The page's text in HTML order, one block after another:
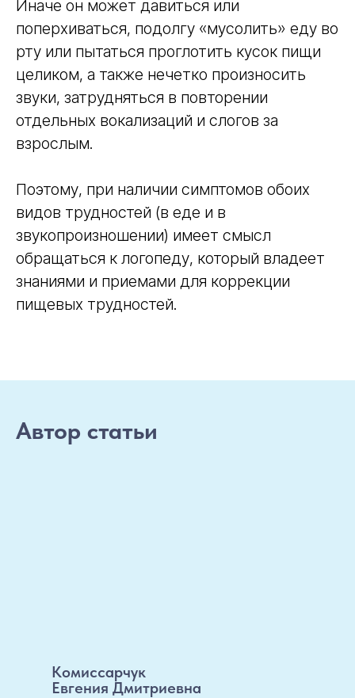
Иначе он может давиться или
поперхиваться, подолгу «мусолить» еду во
рту или пытаться проглотить кусок пищи
целиком, а также нечетко произносить
звуки, затрудняться в повторении
отдельных вокализаций и слогов за
взрослым.
Поэтому, при наличии симптомов обоих
видов трудностей (в еде и в
звукопроизношении) имеет смысл
обращаться к логопеду, который владеет
знаниями и приемами для коррекции
пищевых трудностей.
Автор статьи
Комиссарчук
Евгения Дмитриевна